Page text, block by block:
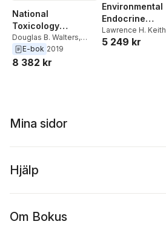
National
Toxicology
Program's
Chemical Solubility
Compendium
Douglas B. Walters,
Lawrence H. Keith
E-bok 2019
8 382 kr
Environmental
Endocrine
Disruptors
Lawrence H. Keith
5 249 kr
Mina sidor
Hjälp
Om Bokus